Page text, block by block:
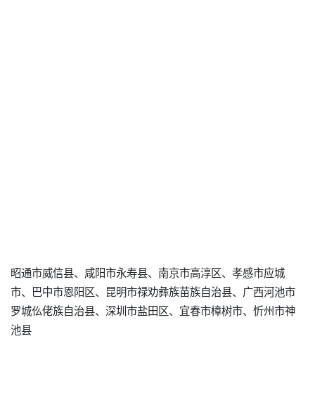
昭通市威信县、咸阳市永寿县、南京市高淳区、孝感市应城
市、巴中市恩阳区、昆明市禄劝彝族苗族自治县、广西河池市
罗城仫佬族自治县、深圳市盐田区、宜春市樟树市、忻州市神
池县